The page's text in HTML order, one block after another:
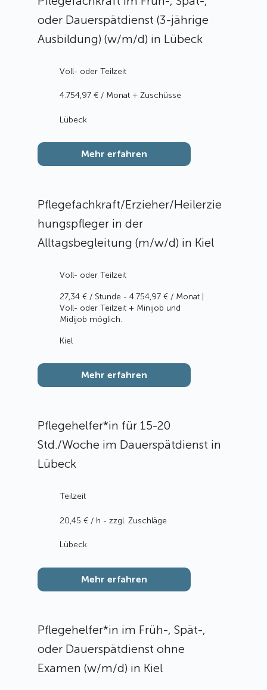
oder Dauerspätdienst (3-jährige
Ausbildung) (w/m/d) in Lübeck
4.754,97 € / Monat + Zuschüsse
Lübeck
Voll- oder Teilzeit
Mehr erfahren
Pflegefachkraft/Erzieher/Heilerzie
hungspfleger in der
Alltagsbegleitung (m/w/d) in Kiel
27,34 € / Stunde - 4.754,97 € / Monat |
Voll- oder Teilzeit + Minijob und
Midijob möglich.
Kiel
Voll- oder Teilzeit
Mehr erfahren
Pflegehelfer*in für 15-20
Std./Woche im Dauerspätdienst in
Lübeck
20,45 € / h - zzgl. Zuschläge
Lübeck
Teilzeit
Mehr erfahren
Pflegehelfer*in im Früh-, Spät-,
oder Dauerspätdienst ohne
Examen (w/m/d) in Kiel